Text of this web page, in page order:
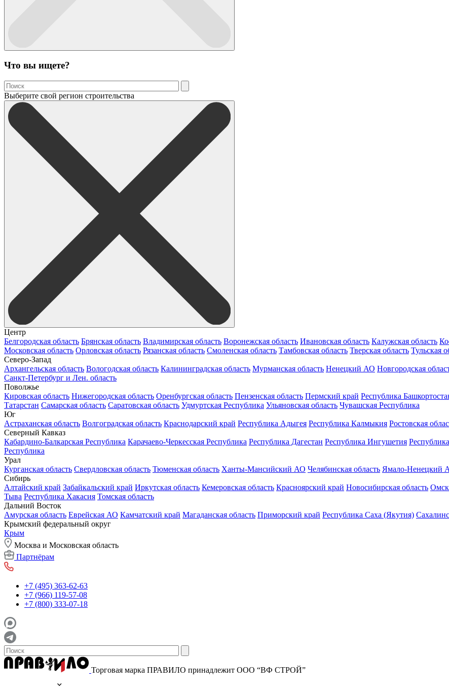
Что вы ищете?
Выберите свой регион строительства
Центр
Белгородская область Брянская область Владимирская область Воронежская область Ивановская область Калужская область
Московская область Орловская область Рязанская область Смоленская область Тамбовская область Тверская область Тульская
Северо-Запад
Архангельская область Вологодская область Калининградская область Мурманская область Ненецкий АО Новгородская
Санкт-Петербург и Лен. область
Поволжье
Кировская область Нижегородская область Оренбургская область Пензенская область Пермский край Республика
Татарстан Самарская область Саратовская область Удмуртская Республика Ульяновская область Чувашская Республика
Юг
Астраханская область Волгоградская область Краснодарский край Республика Адыгея Республика Калмыкия Ростовская
Северный Кавказ
Кабардино-Балкарская Республика Карачаево-Черкесская Республика Республика Дагестан Республика Ингушетия
Республика
Урал
Курганская область Свердловская область Тюменская область Ханты-Мансийский АО Челябинская область Ямало-Ненецкий
Сибирь
Алтайский край Забайкальский край Иркутская область Кемеровская область Красноярский край Новосибирская область
Тыва Республика Хакасия Томская область
Дальний Восток
Амурская область Еврейская АО Камчатский край Магаданская область Приморский край Республика Саха (Якутия)
Крымский федеральный округ
Крым
Москва и Московская область
Партнёрам
+7 (495) 363-62-63
+7 (966) 119-57-08
+7 (800) 333-07-18
Торговая марка ПРАВИЛО принадлежит ООО “ВФ СТРОЙ”